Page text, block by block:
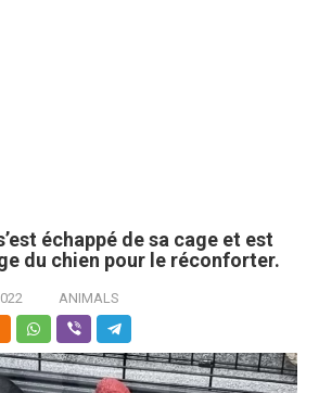
échappé de sa cage et est
du chien pour le réconforter.
ANIMALS